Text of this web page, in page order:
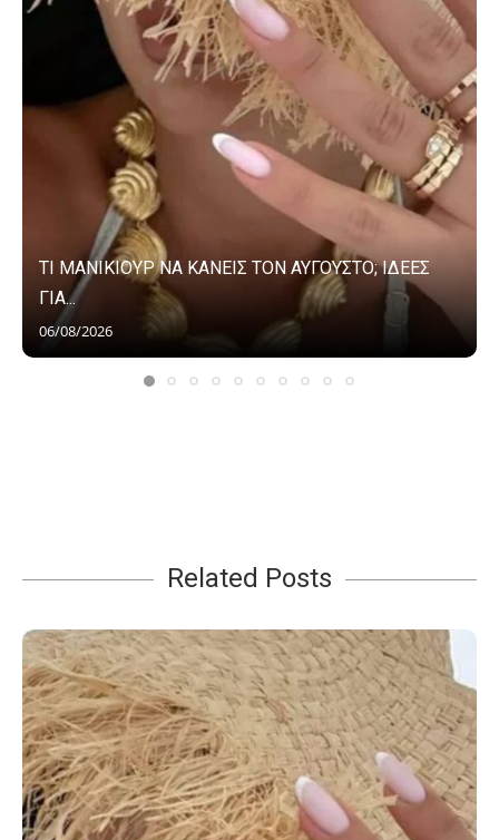
ΤΙ ΜΑΝΙΚΙΟΥΡ ΝΑ ΚΑΝΕΙΣ ΤΟΝ ΑΥΓΟΥΣΤΟ; ΙΔΕΕΣ
ΓΙΑ...
06/08/2026
Related Posts